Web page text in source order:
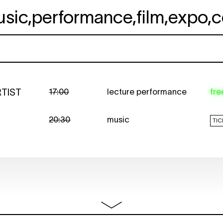
,performance,film,expo,
17:00 lecture performance
20:30 music
expo